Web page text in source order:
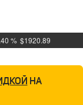
% $1920.89
НА